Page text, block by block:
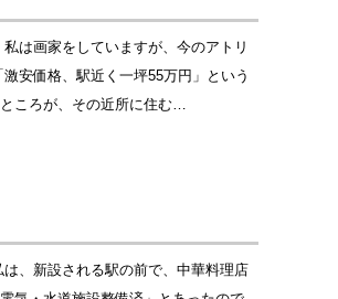
は画家をしていますが、今のアトリ
安価格、駅近く一坪55万円」という
ころが、その近所に住む…
、新設される駅の前で、中華料理店